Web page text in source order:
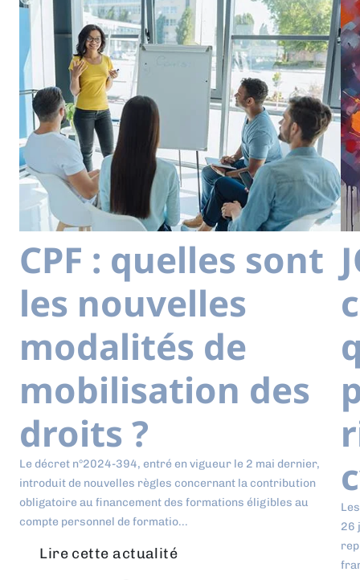
CPF : quelles sont
les nouvelles
modalités de
mobilisation des
droits ?
Le décret n°2024-394, entré en vigueur le 2 mai dernier,
introduit de nouvelles règles concernant la contribution
obligatoire au financement des formations éligibles au
compte personnel de formatio...
Lire cette actualité
26